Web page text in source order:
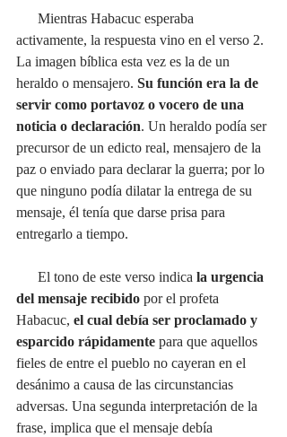
activamente, la respuesta vino en el verso 2.
La imagen bíblica esta vez es la de un
heraldo o mensajero. Su función era la de
servir como portavoz o vocero de una
noticia o declaración. Un heraldo podía ser
precursor de un edicto real, mensajero de la
paz o enviado para declarar la guerra; por lo
que ninguno podía dilatar la entrega de su
mensaje, él tenía que darse prisa para
entregarlo a tiempo.
      El tono de este verso indica
la urgencia
del mensaje recibido por el profeta
Habacuc, el cual debía ser proclamado y
esparcido rápidamente para que aquellos
fieles de entre el pueblo no cayeran en el
desánimo a causa de las circunstancias
adversas. Una segunda interpretación de la
frase, implica que el mensaje debía